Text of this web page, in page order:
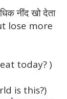
नींद खो देता
lose more
today? )
is this?)